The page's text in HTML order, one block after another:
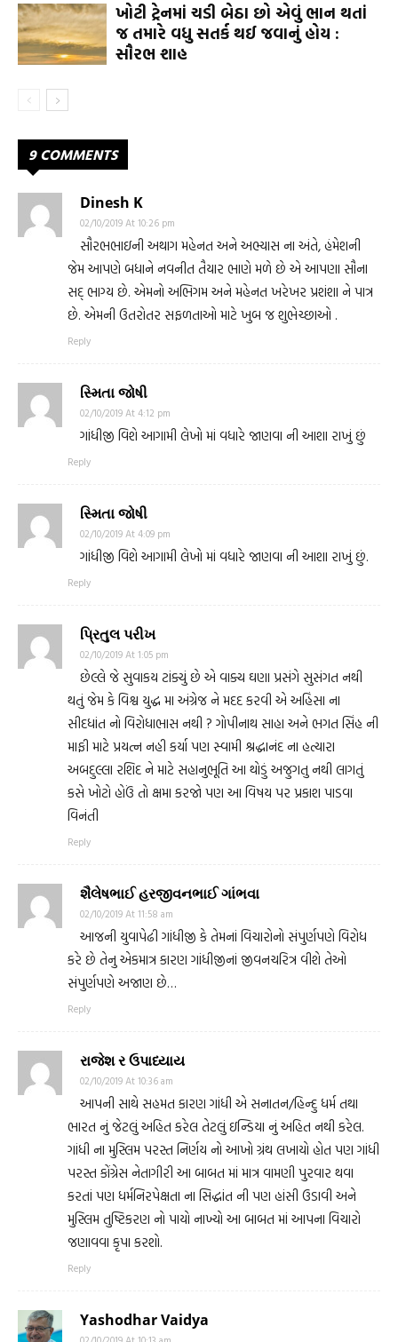
ખોટી ટ્રેનમાં ચડી બેઠા છો એવું ભાન થતાં
જ તમારે વધુ સતર્ક થઈ જવાનું હોય :
સૌરભ શાહ
9 COMMENTS
Dinesh K
02/10/2019 At 10:26 pm
સૌરભભાઇની અથાગ મહેનત અને અભ્યાસ ના અંતે, હંમેશની
જેમ આપણે બધાને નવનીત તૈયાર ભાણે મળે છે એ આપણા સૌના
સદ્ ભાગ્ય છે. એમનો અભિગમ અને મહેનત ખરેખર પ્રશંશા ને પાત્ર
છે. એમની ઉતરોતર સફળતાઓ માટે ખુબ જ શુભેચ્છાઓ .
Reply
સ્મિતા જોષી
02/10/2019 At 4:12 pm
ગાંધીજી વિશે આગામી લેખો માં વધારે જાણવા ની આશા રાખું છું
Reply
સ્મિતા જોષી
02/10/2019 At 4:09 pm
ગાંધીજી વિશે આગામી લેખો માં વધારે જાણવા ની આશા રાખું છું.
Reply
પ્રિતુલ પરીખ
02/10/2019 At 1:05 pm
છેલ્લે જે સુવાકય ટાંક્યું છે એ વાક્ય ઘણા પ્રસંગે સુસંગત નથી
થતું જેમ કે વિશ્વ યુદ્ધ મા અંગ્રેજ ને મદદ કરવી એ અહિંસા ના
સીદધાંત નો વિરોધાભાસ નથી ? ગોપીનાથ સાહા અને ભગત સિંહ ની
માફી માટે પ્રયત્ન નહી કર્યા પણ સ્વામી શ્રદ્ધાનંદ ના હત્યારા
અબદુલ્લા રશિદ ને માટે સહાનુભૂતિ આ થોડું અજુગતુ નથી લાગતું
કસે ખોટો હોઉં તો ક્ષમા કરજો પણ આ વિષય પર પ્રકાશ પાડવા
વિનંતી
Reply
શૈલેષભાઈ હરજીવનભાઈ ગાંભવા
02/10/2019 At 11:58 am
આજની યુવાપેઢી ગાંધીજી કે તેમનાં વિચારોનો સંપુર્ણપણે વિરોધ
કરે છે તેનુ એકમાત્ર કારણ ગાંધીજીનાં જીવનચરિત્ર વીશે તેઓ
સંપુર્ણપણે અજાણ છે…
Reply
રાજેશ ર ઉપાધ્યાય
02/10/2019 At 10:36 am
આપની સાથે સહમત કારણ ગાંધી એ સનાતન/હિન્દુ ધર્મ તથા
ભારત નું જેટલું અહિત કરેલ તેટલું ઇન્ડિયા નું અહિત નથી કરેલ.
ગાંધી ના મુસ્લિમ પરસ્ત નિર્ણય નો આખો ગ્રંથ લખાયો હોત પણ ગાંધી
પરસ્ત કોંગ્રેસ નેતાગીરી આ બાબત માં માત્ર વામણી પુરવાર થવા
કરતાં પણ ધર્મનિરપેક્ષતા ના સિદ્ધાંત ની પણ હાંસી ઉડાવી અને
મુસ્લિમ તુષ્ટિકરણ નો પાયો નાખ્યો આ બાબત માં આપના વિચારો
જણાવવા કૃપા કરશો.
Reply
Yashodhar Vaidya